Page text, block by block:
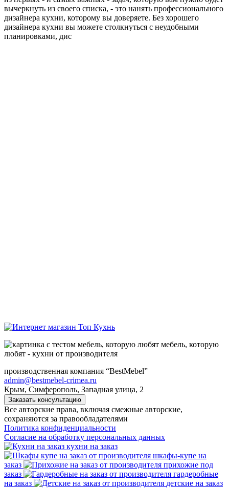
вычеркнуть из своего списка, - это нанять профессионального
дизайнера кухни, которому вы доверяете. Без хорошего
дизайнера кухни вы можете столкнуться с неудобными
планировками, дис
мебель, которую
любят - кухни от производителя
производственная компания “BestMebel”
admin@bestmebel-crimea.ru
Крым, Симферополь, Западная улица, 2
Заказать консультацию
Все авторские права, включая смежные авторские,
сохраняются за правообладателями
Политика конфиденциальности
Согласие на обработку персональных данных
кухни на заказ
шкафы-купе на
заказ
прихожие под
заказ
гардеробные
на заказ
детские на заказ